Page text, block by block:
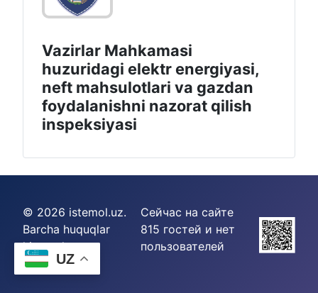
UZ
Vazirlar Mahkamasi
huzuridagi elektr energiyasi,
neft mahsulotlari va gazdan
foydalanishni nazorat qilish
inspeksiyasi
© 2026 istemol.uz.
Barcha huquqlar
himoyalangan.
Сейчас на сайте
815 гостей и нет
пользователей